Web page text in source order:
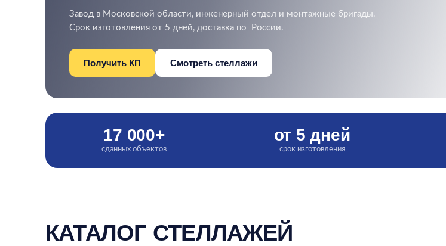
Завод в Московской области, инженерный отдел и монтажные бригады.
Срок изготовления от 5 дней, доставка по России.
Получить КП Смотреть стеллажи
17 000+
сданных объектов
от 5 дней
срок изготовления
КАТАЛОГ СТЕЛЛАЖЕЙ